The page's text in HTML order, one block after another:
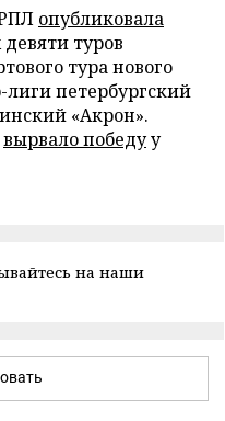
опубликовала
туров
тура нового
лиги петербургский
«Акрон».
вырвало победуу
на наши